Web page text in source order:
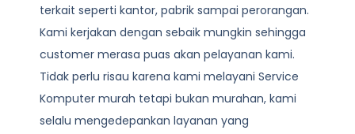
terkait seperti kantor, pabrik sampai perorangan.
Kami kerjakan dengan sebaik mungkin sehingga
customer merasa puas akan pelayanan kami.
Tidak perlu risau karena kami melayani Service
Komputer murah tetapi bukan murahan, kami
selalu mengedepankan layanan yang